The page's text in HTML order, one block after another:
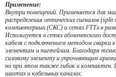
Применение:
Внутри помещений. Применяется для
распределения оптических сигналов
компьютерных (СКС) и сетях FTTx в
Используется в сетях абонентского
кабеля с подключением методом
элементам и пигтейлам. Благодаря
силовому элементу и упрочняющим
но при этом также гибок и компактен.
шахтах и кабельных каналах.